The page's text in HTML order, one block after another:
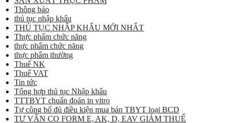
Thông báo
thủ tục nhập khẩu
THỦ TỤC NHẬP KHẨU MỚI NHẤT
Thực phẩm chức năng
thực phẩm chức năng
thực phẩm thường
Thuế NK
Thuế VAT
Tin tức
Tổng hợp thủ tục Nhập khẩu
TTTBYT chuẩn đoán in vitro
Tự công bố đủ điều kiện mua bán TBYT loại BCD
TƯ VẤN CO FORM E, AK, D, EAV GIẢM THUẾ